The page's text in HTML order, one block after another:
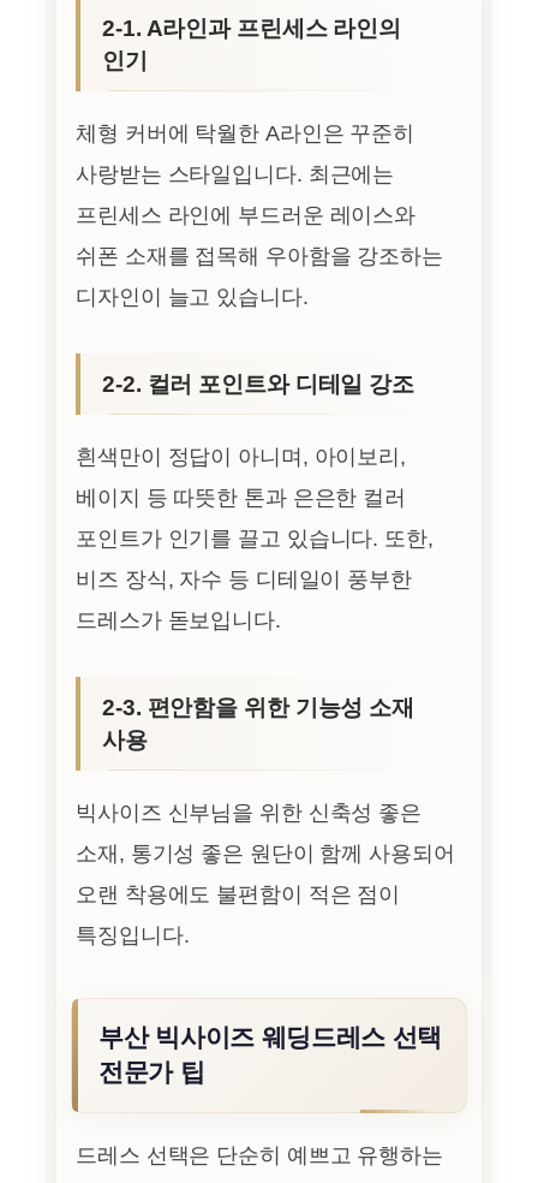
2-1. A라인과 프린세스 라인의
인기
체형 커버에 탁월한 A라인은 꾸준히
사랑받는 스타일입니다. 최근에는
프린세스 라인에 부드러운 레이스와
쉬폰 소재를 접목해 우아함을 강조하는
디자인이 늘고 있습니다.
2-2. 컬러 포인트와 디테일 강조
흰색만이 정답이 아니며, 아이보리,
베이지 등 따뜻한 톤과 은은한 컬러
포인트가 인기를 끌고 있습니다. 또한,
비즈 장식, 자수 등 디테일이 풍부한
드레스가 돋보입니다.
2-3. 편안함을 위한 기능성 소재
사용
빅사이즈 신부님을 위한 신축성 좋은
소재, 통기성 좋은 원단이 함께 사용되어
오랜 착용에도 불편함이 적은 점이
특징입니다.
부산 빅사이즈 웨딩드레스 선택
전문가 팁
드레스 선택은 단순히 예쁘고 유행하는